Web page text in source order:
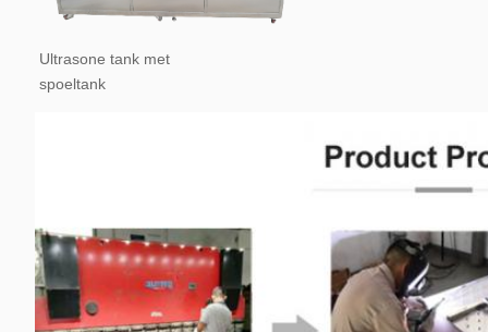
Ultrasone tank met
spoeltank